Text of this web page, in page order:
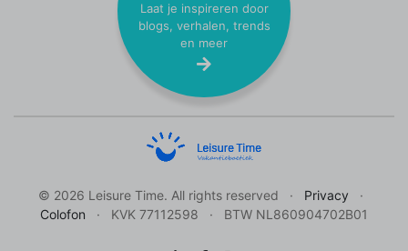
Laat je inspireren door
blogs, verhalen, trends
en meer
© 2026 Leisure Time. All rights reserved
Privacy
Colofon
KVK 77112598 BTW NL860904702B01